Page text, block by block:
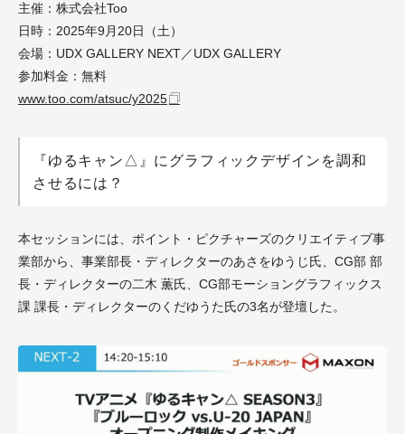
主催：株式会社Too
日時：2025年9月20日（土）
会場：UDX GALLERY NEXT／UDX GALLERY
参加料金：無料
www.too.com/atsuc/y2025
『ゆるキャン△』にグラフィックデザインを調和
させるには？
本セッションには、ポイント・ピクチャーズのクリエイティブ事
業部から、事業部長・ディレクターのあさをゆうじ氏、CG部 部
長・ディレクターの二木 薫氏、CG部モーショングラフィックス
課 課長・ディレクターのくだゆうた氏の3名が登壇した。